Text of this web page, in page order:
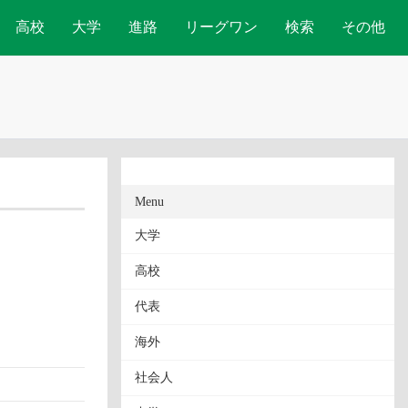
高校 大学 進路 リーグワン 検索 その他
Menu
大学
高校
代表
海外
社会人